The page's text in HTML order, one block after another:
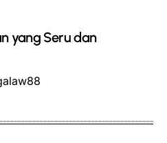
yang Seru dan